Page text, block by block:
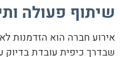
שיתוף פעולה
אירוע חברה הוא הזדמנות
שבדרך כיפית עובדת בדיוק